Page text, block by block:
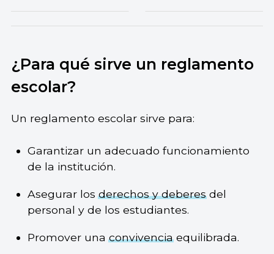
¿Para qué sirve un reglamento
escolar?
Un reglamento escolar sirve para:
Garantizar un adecuado funcionamiento
de la institución.
Asegurar losderechos y deberesdel
personal y de los estudiantes.
Promover unaconvivenciaequilibrada.